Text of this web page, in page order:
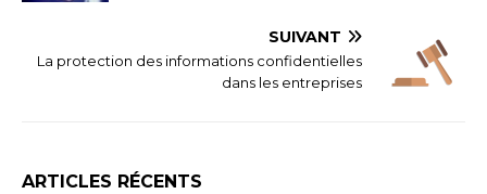
SUIVANT
La protection des informations confidentielles
dans les entreprises
ARTICLES RÉCENTS